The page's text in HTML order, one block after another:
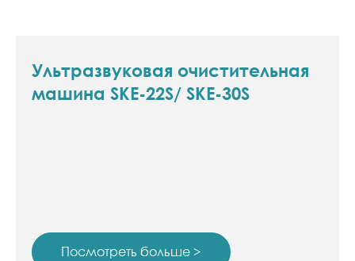
Ультразвуковая очистительная
машина SKE-22S/ SKE-30S
Посмотреть больше >